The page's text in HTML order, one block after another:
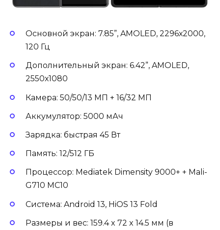
Основной экран: 7.85”, AMOLED, 2296х2000,
120 Гц
Дополнительный экран: 6.42”, AMOLED,
2550х1080
Камера: 50/50/13 МП + 16/32 МП
Аккумулятор: 5000 мАч
Зарядка: быстрая 45 Вт
Память: 12/512 ГБ
Процессор: Mediatek Dimensity 9000+ + Mali-
G710 MC10
Система: Android 13, HiOS 13 Fold
Размеры и вес: 159.4 x 72 x 14.5 мм (в